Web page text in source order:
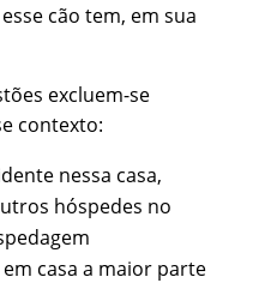
cão tem, em sua
excluem-se
contexto:
nessa casa,
hóspedes no
casa a maior parte